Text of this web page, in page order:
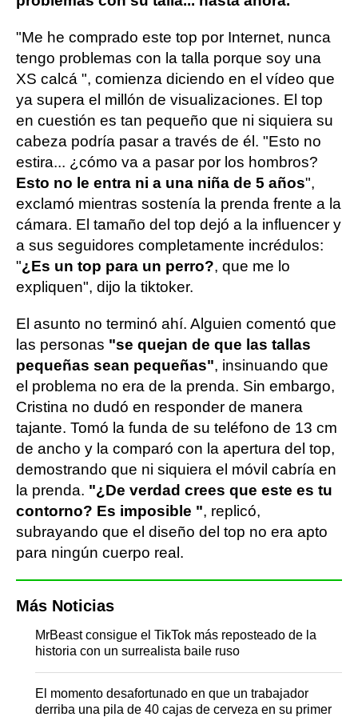
"Me he comprado este top por Internet, nunca
tengo problemas con la talla porque soy una
XS calcá ", comienza diciendo en el vídeo que
ya supera el millón de visualizaciones. El top
en cuestión es tan pequeño que ni siquiera su
cabeza podría pasar a través de él. "Esto no
estira... ¿cómo va a pasar por los hombros?
Esto no le entra ni a una niña de 5 años",
exclamó mientras sostenía la prenda frente a la
cámara. El tamaño del top dejó a la influencer y
a sus seguidores completamente incrédulos:
"¿Es un top para un perro?, que me lo
expliquen", dijo la tiktoker.
El asunto no terminó ahí. Alguien comentó que
las personas "se quejan de que las tallas
pequeñas sean pequeñas", insinuando que
el problema no era de la prenda. Sin embargo,
Cristina no dudó en responder de manera
tajante. Tomó la funda de su teléfono de 13 cm
de ancho y la comparó con la apertura del top,
demostrando que ni siquiera el móvil cabría en
la prenda. "¿De verdad crees que este es tu
contorno? Es imposible ", replicó,
subrayando que el diseño del top no era apto
para ningún cuerpo real.
Más Noticias
MrBeast consigue el TikTok más reposteado de la
historia con un surrealista baile ruso
El momento desafortunado en que un trabajador
derriba una pila de 40 cajas de cerveza en su primer